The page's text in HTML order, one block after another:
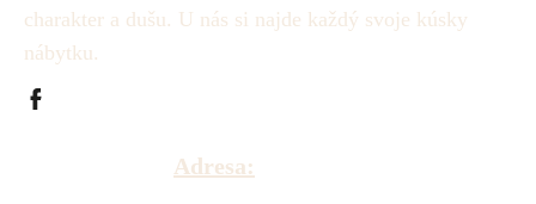
charakter a dušu. U nás si najde každý svoje kúsky
nábytku.
Adresa: